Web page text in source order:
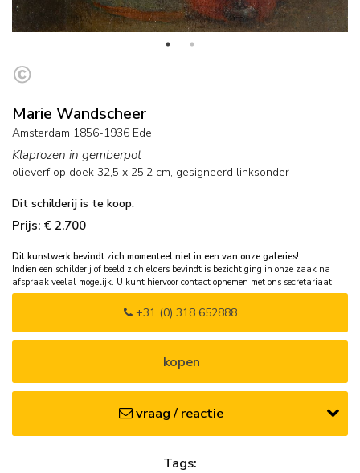
Marie Wandscheer
Amsterdam 1856-1936 Ede
Klaprozen in gemberpot
olieverf op doek 32,5 x 25,2 cm, gesigneerd linksonder
Dit schilderij is te koop.
Prijs: € 2.700
Dit kunstwerk bevindt zich momenteel niet in een van onze galeries!
Indien een schilderij of beeld zich elders bevindt is bezichtiging in onze zaak na
afspraak veelal mogelijk. U kunt hiervoor contact opnemen met ons secretariaat.
+31 (0) 318 652888
kopen
vraag / reactie
Tags: